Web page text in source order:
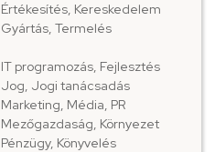
Értékesítés, Kereskedelem
Gyártás, Termelés
IT programozás, Fejlesztés
Jog, Jogi tanácsadás
Marketing, Média, PR
Mezőgazdaság, Környezet
Pénzügy, Könyvelés